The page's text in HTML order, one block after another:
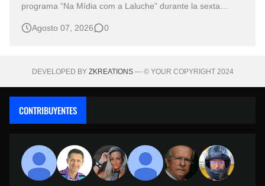
programa “Na Mídia com a Laluche” durante la sexta
eventos benéficos más importantes de Brasil. En medio del
Agosto 07, 2026 0
DEVELOPED BY ZKREATIONS— © YOUR COPYRIGHT 2024
CONTRIBUYENTES